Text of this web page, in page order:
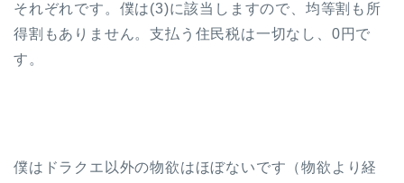
それぞれです。僕は(3)に該当しますので、均等割も所
得割もありません。支払う住民税は一切なし、0円で
す。
僕はドラクエ以外の物欲はほぼないです（物欲より経